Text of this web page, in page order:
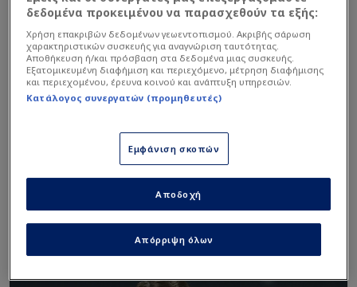
Intime
Παναθηναϊκός πήρε θέση στην προσωπική
του σουίτα στο T-Center, ενώ κατά την είσοδό
του στο γήπεδο αποθεώθηκε από τον κόσμο
του Τριφυλλιού που φώναζε ρυθμικά το
όνομά του.
δεδομένα προκειμένου να παρασχεθούν τα εξής:
Χρήση επακριβών δεδομένων γεωεντοπισμού. Ακριβής σάρωση
χαρακτηριστικών συσκευής για αναγνώριση ταυτότητας.
Αποθήκευση ή/και πρόσβαση στα δεδομένα μιας συσκευής.
Εξατομικευμένη διαφήμιση και περιεχόμενο, μέτρηση διαφήμισης
και περιεχομένου, έρευνα κοινού και ανάπτυξη υπηρεσιών.
Κατάλογος συνεργατών (προμηθευτές)
Εμφάνιση σκοπών
Απόρριψη όλων
Αποδοχή